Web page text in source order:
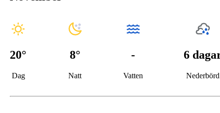
20°
Dag
8°
Natt
-
Vatten
6
Nederbörd